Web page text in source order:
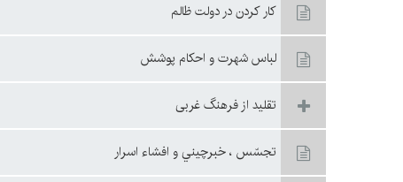
كار كردن در دولت ظالم
لباس شهرت و احكام پوشش
تقليد از فرهنگ غربى
تجسّس ، خبرچيني و افشاء اسرار